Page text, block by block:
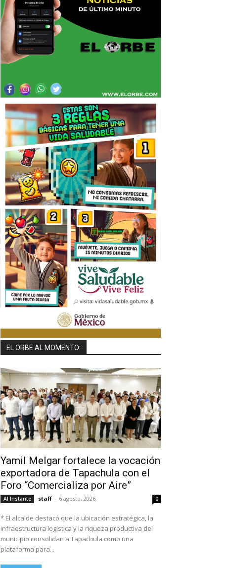
EL ORBE AL MOMENTO:
Yamil Melgar fortalece la vocación
exportadora de Tapachula con el
Foro “Comercializa por Aire”
Al Instante staff - 6 agosto, 2026 0
* El alcalde destacó que la ubicación estratégica, la
infraestructura logística y la riqueza productiva del
municipio consolidan a Tapachula como una
plataforma para...